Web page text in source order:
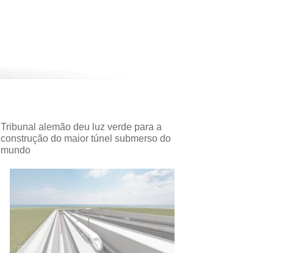
Tribunal alemão deu luz verde para a
construção do maior túnel submerso do
mundo